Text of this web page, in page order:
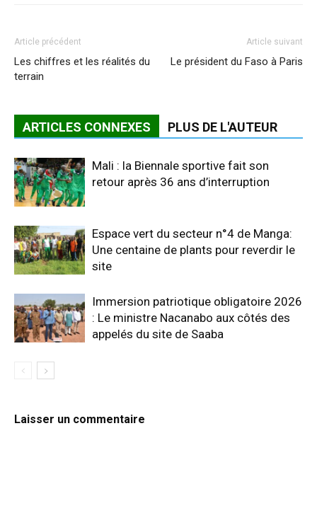
Article précédent
Les chiffres et les réalités du
terrain
Article suivant
Le président du Faso à Paris
ARTICLES CONNEXES PLUS DE L'AUTEUR
Mali : la Biennale sportive fait son
retour après 36 ans d’interruption
Espace vert du secteur n°4 de Manga:
Une centaine de plants pour reverdir le
site
Immersion patriotique obligatoire 2026
: Le ministre Nacanabo aux côtés des
appelés du site de Saaba
Laisser un commentaire